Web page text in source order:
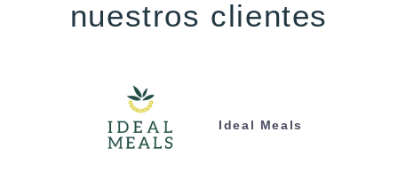
nuestros clientes
Ideal Meals